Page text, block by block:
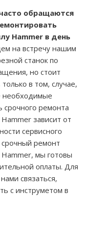
обращаются
Hammer в день
на встречу нашим
станок по
но стоит
в том, случае,
необходимые
срочного ремонта
зависит от
сервисного
срочный ремонт
Hammer, мы готовы
оплаты. Для
связаться,
с инструметом в